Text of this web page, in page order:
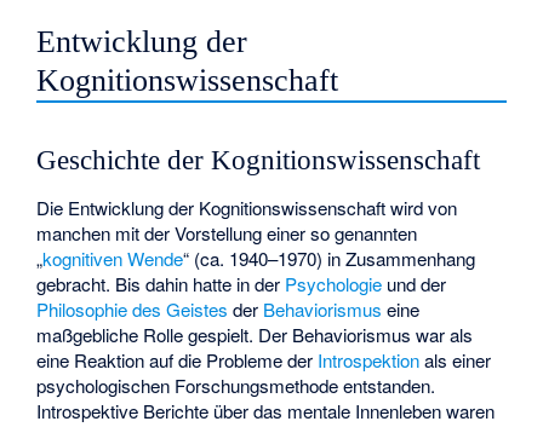
Entwicklung der
Kognitionswissenschaft
Geschichte der Kognitionswissenschaft
Die Entwicklung der Kognitionswissenschaft wird von
manchen mit der Vorstellung einer so genannten
„kognitiven Wende“ (ca. 1940–1970) in Zusammenhang
gebracht. Bis dahin hatte in der Psychologie und der
Philosophie des Geistes der Behaviorismus eine
maßgebliche Rolle gespielt. Der Behaviorismus war als
eine Reaktion auf die Probleme der Introspektionals einer
psychologischen Forschungsmethode entstanden.
Introspektive Berichte über das mentale Innenleben waren